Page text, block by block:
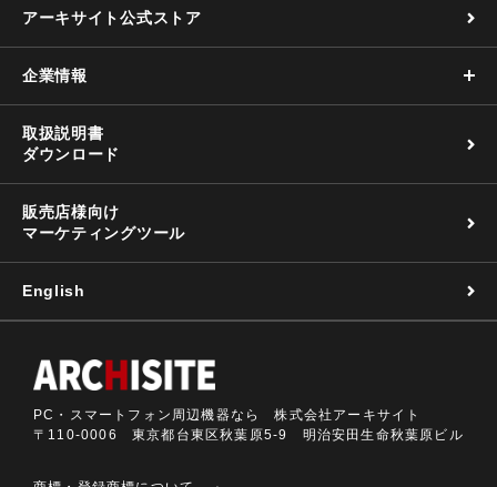
アーキサイト公式ストア
企業情報
取扱説明書
ダウンロード
販売店様向け
マーケティングツール
English
PC・スマートフォン周辺機器なら 株式会社アーキサイト
〒110-0006 東京都台東区秋葉原5-9 明治安田生命秋葉原ビル